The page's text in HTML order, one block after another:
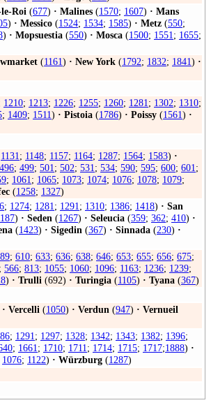
Roi (677) · Malines (1570; 1607) · Mans
) · Messico (1524; 1534; 1585) · Metz (550;
) · Mopsuestia (550) · Mosca (1500; 1551; 1655;
(1161) · New York (1792; 1832; 1841) ·
1210; 1213; 1226; 1255; 1260; 1281; 1302; 1310;
; 1409; 1511) · Pistoia (1786) · Poissy (1561) ·
1131; 1148; 1157; 1164; 1287; 1564; 1583) ·
496; 499; 501; 502; 531; 534; 590; 595; 600; 601;
; 1061; 1065; 1073; 1074; 1076; 1078; 1079;
(1258; 1327)
; 1274; 1281; 1291; 1310; 1386; 1418) · San
) · Seden (1267) · Seleucia (359; 362; 410) ·
(1423) · Sigedin (367) · Sinnada (230) ·
; 610; 633; 636; 638; 646; 653; 655; 656; 675;
; 566; 813; 1055; 1060; 1096; 1163; 1236; 1239;
) · Trulli (692) · Turingia (1105) · Tyana (367)
· Vercelli (1050) · Verdun (947) · Vernueil
; 1291; 1297; 1328; 1342; 1343; 1382; 1396;
; 1661; 1710; 1711; 1714; 1715; 1717;1888) ·
1076; 1122) · Würzburg (1287)